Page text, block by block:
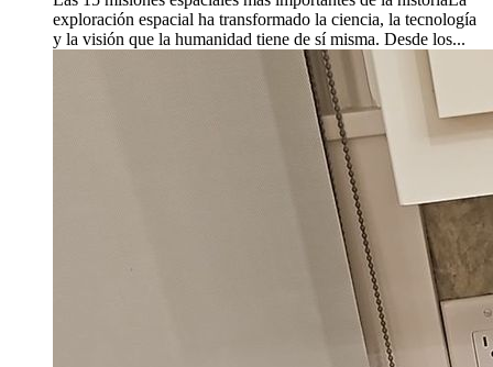
exploración espacial ha transformado la ciencia, la tecnología
y la visión que la humanidad tiene de sí misma. Desde los...